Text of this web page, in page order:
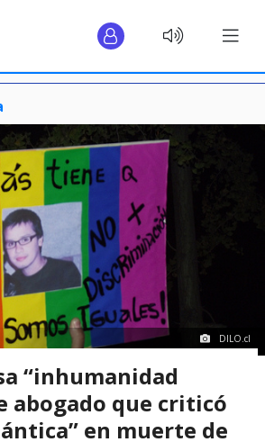
DILO.cl
“inhumanidad
abogado que criticó
en muerte de